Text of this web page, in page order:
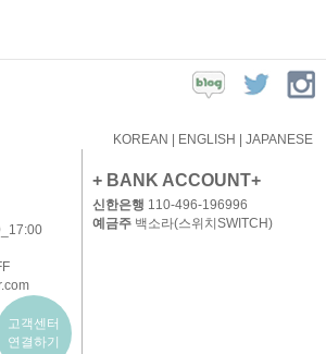
KOREAN | ENGLISH | JAPANESE
고객센터
연결하기
+ BANK ACCOUNT+
신한은행 110-496-196996
예금주백소라(스위치SWITCH)